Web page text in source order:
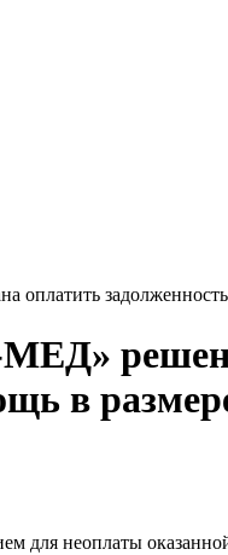
в
для неоплаты